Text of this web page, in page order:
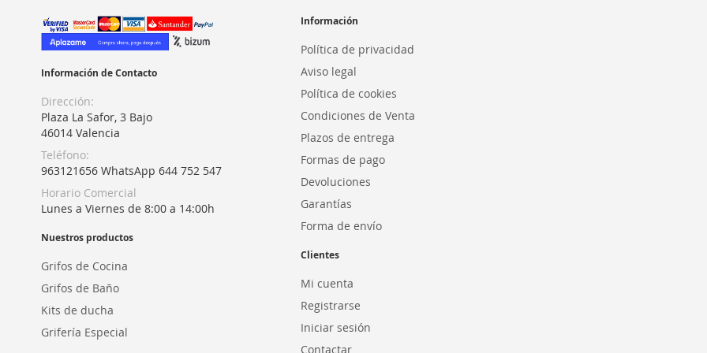
Información de Contacto
Dirección:
Plaza La Safor, 3 Bajo
46014 Valencia
Teléfono:
963121656 WhatsApp 644 752 547
Horario Comercial
Lunes a Viernes de 8:00 a 14:00h
Nuestros productos
Grifos de Cocina
Grifos de Baño
Kits de ducha
Grifería Especial
Información
Política de privacidad
Aviso legal
Política de cookies
Condiciones de Venta
Plazos de entrega
Formas de pago
Devoluciones
Garantías
Forma de envío
Clientes
Mi cuenta
Registrarse
Iniciar sesión
Contactar